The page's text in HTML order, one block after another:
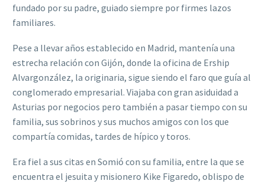
fundado por su padre, guiado siempre por firmes lazos
familiares.
Pese a llevar años establecido en Madrid, mantenía una
estrecha relación con Gijón, donde la oficina de Ership
Alvargonzález, la originaria, sigue siendo el faro que guía al
conglomerado empresarial. Viajaba con gran asiduidad a
Asturias por negocios pero también a pasar tiempo con su
familia, sus sobrinos y sus muchos amigos con los que
compartía comidas, tardes de hípico y toros.
Era fiel a sus citas en Somió con su familia, entre la que se
encuentra el jesuita y misionero Kike Figaredo, oblispo de